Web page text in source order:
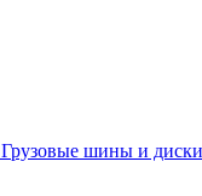
Грузовые шины и диски